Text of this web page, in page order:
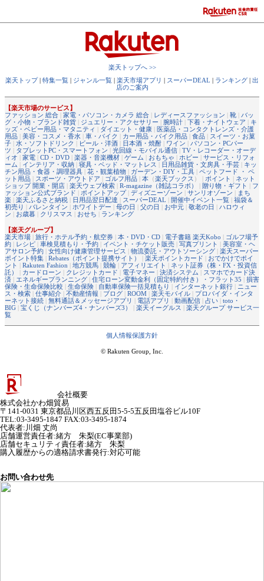
楽天トップへ >>
楽天トップ| 特集一覧 | ジャンル一覧 | 楽天市場アプリ | スーパーDEAL | ランキング | 出
店のご案内
【楽天市場のサービス】
ファッション 総合 | 家電・パソコン・カメラ 総合 | レディースファッション | 靴 | バッ
グ・小物・ブランド雑貨 | ジュエリー・アクセサリー | 腕時計 | 下着・ナイトウェア | キ
ッズ・ベビー用品・マタニティ | ダイエット・健康 | 医薬品・コンタクトレンズ・介護
用品 | 美容・コスメ・香水 | 車・バイク | カー用品・バイク用品 | 食品 | スイーツ・お菓
子 | 水・ソフトドリンク | ビール・洋酒 | 日本酒・焼酎 | ワイン | パソコン・PCパー
ツ | タブレットPC・スマートフォン | 光回線・モバイル通信 | TV・レコーダー・オーデ
ィオ | 家電 | CD・DVD | 楽器・音楽機材 | ゲーム | おもちゃ | ホビー | サービス・リフォ
ーム | インテリア・収納 | 寝具・ベッド・マットレス | 日用品雑貨・文房具・手芸 | キッ
チン用品・食器・調理器具 | 花・観葉植物 | ガーデン・DIY・工具 | ペットフード ・ ペ
ット用品 | スポーツ・アウトドア | ゴルフ用品 | 本 （楽天ブックス ） | ポイント | ネット
ショップ 開業・開店 | 楽天ウェブ検索 | R-magazine（雑誌コラボ） | 贈り物・ギフト | フ
ァッション公式ブランド | ポイントアップ| ディズニーゾーン | サンリオゾーン | まち
楽 | 楽天ふるさと納税 | 日用品翌日配達 | スーパーDEAL | 開催中イベント一覧 | 福袋＆
初売り | バレンタイン | ホワイトデー | 母の日 | 父の日 | お中元 | 敬老の日 | ハロウィ
ン | お歳暮 | クリスマス | おせち | ランキング
【楽天グループ】
楽天市場 | 旅行・ホテル予約・航空券 | 本・DVD・CD | 電子書籍 楽天Kobo | ゴルフ場予
約 | レシピ | 車検見積もり・予約 | イベント・チケット販売 | 写真プリント | 美容室・ヘ
アサロン予約 | 女性向け健康管理サービス | 物流委託・アウトソーシング | 楽天スーパー
ポイント特集 | Rebates（ポイント提携サイト） | 楽天ポイントカード | おでかけでポイ
ント | Rakuten Fashion | 地方競馬 | 競輪 | アフィリエイト | ネット証券（株・FX・投資信
託）
| カードローン | クレジットカード | 電子マネー | 決済システム | スマホでカード決
済 | エネルギープランニング | 住宅ローン変動金利（固定特約付き）・フラット35 | 損害
保険・生命保険比較 | 生命保険 | 自動車保険一括見積もり | インターネット銀行 | ニュー
ス・検索 | 仕事紹介 | 不動産情報 | ブログ | ROOM | 楽天モバイル | プロバイダ・インタ
ーネット接続 | 無料通話＆メッセージアプリ | 電話アプリ | 動画配信 | 占い | toto・
BIG | 宝くじ（ナンバーズ4・ナンバーズ3） | 楽天イーグルス | 楽天グループ サービス一
覧
個人情報保護方針
© Rakuten Group, Inc.
会社概要
株式会社かわ畑貿易
〒141-0031 東京都品川区西五反田5-5-5五反田塩谷ビル10F
TEL:03-3495-1847 FAX:03-3495-1874
代表者: 川畑 丈尚
店舗運営責任者:緒方 朱梨(EC事業部)
店舗セキュリティ責任者:緒方 朱梨
購入履歴からの適格請求書発行:対応可能
お問い合わせ先